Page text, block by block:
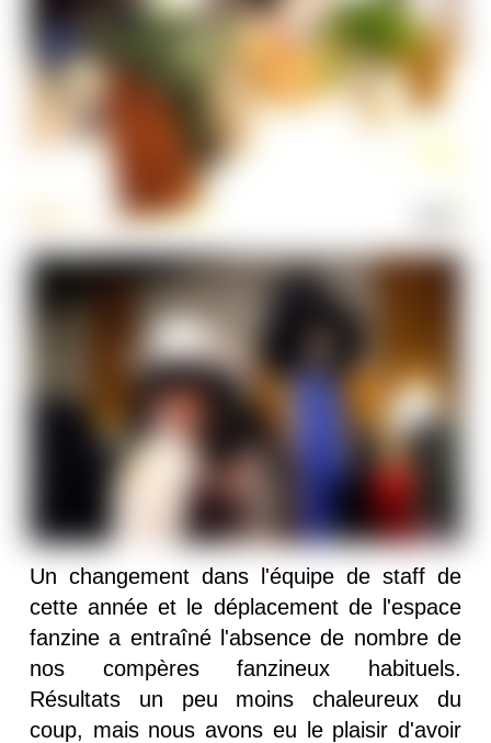
Un changement dans l'équipe de staff de
cette année et le déplacement de l'espace
fanzine a entraîné l'absence de nombre de
nos compères fanzineux habituels.
Résultats un peu moins chaleureux du
coup, mais nous avons eu le plaisir d'avoir